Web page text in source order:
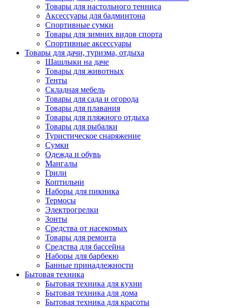
Товары для настольного тенниса
Аксессуары для бадминтона
Спортивные сумки
Товары для зимних видов спорта
Спортивные аксессуары
Товары для дачи, туризма, отдыха
Шашлыки на даче
Товары для животных
Тенты
Складная мебель
Товары для сада и огорода
Товары для плавания
Товары для пляжного отдыха
Товары для рыбалки
Туристическое снаряжение
Сумки
Одежда и обувь
Мангалы
Грили
Коптильни
Наборы для пикника
Термосы
Электрогрелки
Зонты
Средства от насекомых
Товары для ремонта
Средства для бассейна
Наборы для барбекю
Банные принадлежности
Бытовая техника
Бытовая техника для кухни
Бытовая техника для дома
Бытовая техника для красоты